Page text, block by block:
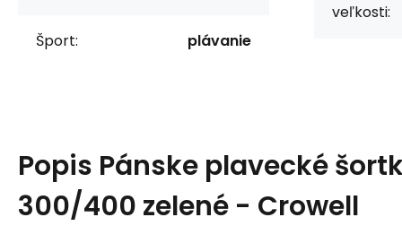
Šport: plávanie
veľkosti:
Popis Pánske plavecké
300/400 zelené - Crowell